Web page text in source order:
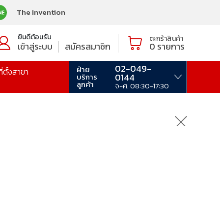
The Invention
ยินดีต้อนรับ
เข้าสู่ระบบ สมัครสมาชิก
ตะกร้าสินค้า
0 รายการ
ตั้งสาขา ฝ่าย
บริการ
ลูกค้า
02-049-
0144
จ-ศ. 08:30-17:30